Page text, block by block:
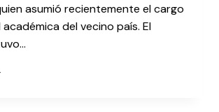
asumió recientemente el cargo
del vecino país. El